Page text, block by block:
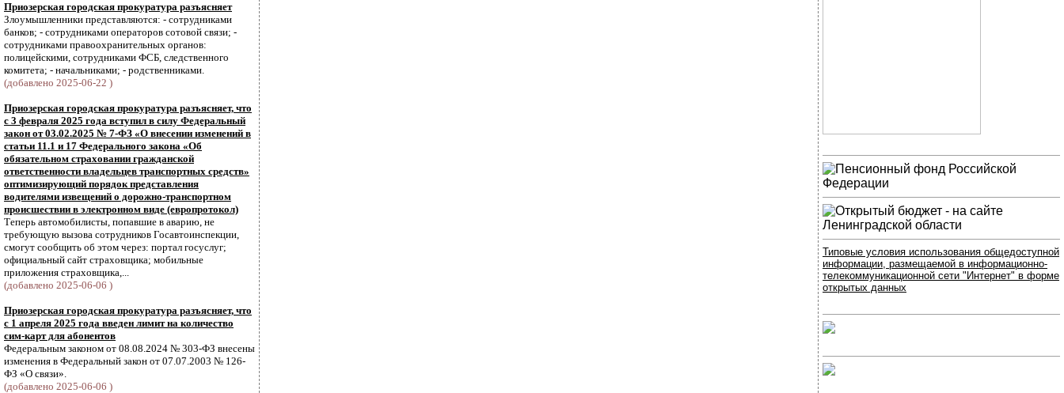
Приозерская городская прокуратура разъясняет
Злоумышленники представляются: - сотрудниками
банков; - сотрудниками операторов сотовой связи; -
сотрудниками правоохранительных органов:
полицейскими, сотрудниками ФСБ, следственного
комитета; - начальниками; - родственниками.
(добавлено 2025-06-22 )
Приозерская городская прокуратура разъясняет, что
с 3 февраля 2025 года вступил в силу Федеральный
закон от 03.02.2025 № 7-ФЗ «О внесении изменений в
статьи 11.1 и 17 Федерального закона «Об
обязательном страховании гражданской
ответственности владельцев транспортных средств»
оптимизирующий порядок представления
водителями извещений о дорожно-транспортном
происшествии в электронном виде (европротокол)
Теперь автомобилисты, попавшие в аварию, не
требующую вызова сотрудников Госавтоинспекции,
смогут сообщить об этом через: портал госуслуг;
официальный сайт страховщика; мобильные
приложения страховщика,...
(добавлено 2025-06-06 )
Приозерская городская прокуратура разъясняет, что
с 1 апреля 2025 года введен лимит на количество
сим-карт для абонентов
Федеральным законом от 08.08.2024 № 303-ФЗ внесены
изменения в Федеральный закон от 07.07.2003 № 126-
ФЗ «О связи».
(добавлено 2025-06-06 )
Типовые условия использования общедоступной
информации, размещаемой в информационно-
телекоммуникационной сети "Интернет" в форме
открытых данных